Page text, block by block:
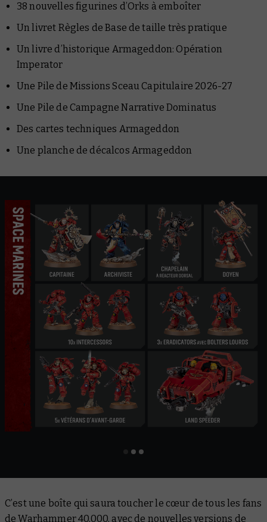
38 nouvelles figurines d’Orks à emboîter
Un livret Règles de Base de taille très pratique
Un livre d’historique Armageddon: Opération
Imperator
Une Pile de Missions Sceau Capitulaire 2026-27
Une Pile de Campagne Narrative Dominatus
Des cartes techniques Armageddon
Une planche de décalcos Armageddon
C’est une boîte qui saura toucher le cœur de tous les fans
de Warhammer 40,000, avec de nouvelles versions de